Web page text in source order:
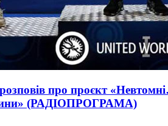
про проєкт
(РАДІОПРОГРАМА)